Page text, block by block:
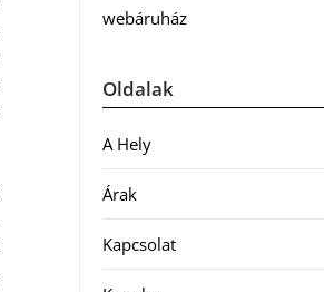
webáruház
Oldalak
A Hely
Árak
Kapcsolat